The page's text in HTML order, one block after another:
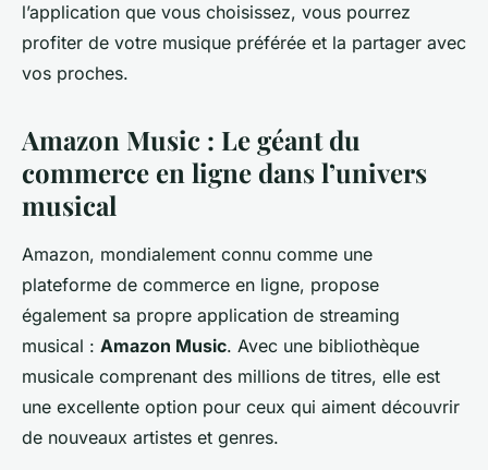
l’application que vous choisissez, vous pourrez
profiter de votre musique préférée et la partager avec
vos proches.
Amazon Music : Le géant du
commerce en ligne dans l’univers
musical
Amazon, mondialement connu comme une
plateforme de commerce en ligne, propose
également sa propre application de streaming
musical : Amazon Music. Avec une bibliothèque
musicale comprenant des millions de titres, elle est
une excellente option pour ceux qui aiment découvrir
de nouveaux artistes et genres.